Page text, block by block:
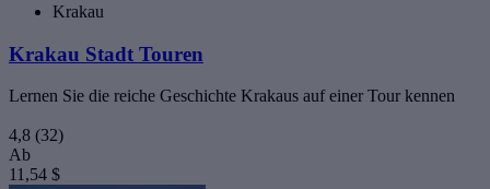
Krakau
Krakau Stadt Touren
Lernen Sie die reiche Geschichte Krakaus auf einer Tour kennen
4,8 (32)
Ab
11,54 $